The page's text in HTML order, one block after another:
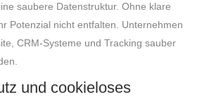
saubere Datenstruktur. Ohne klare
Potenzial nicht entfalten. Unternehmen
CRM-Systeme und Tracking sauber
und cookieloses